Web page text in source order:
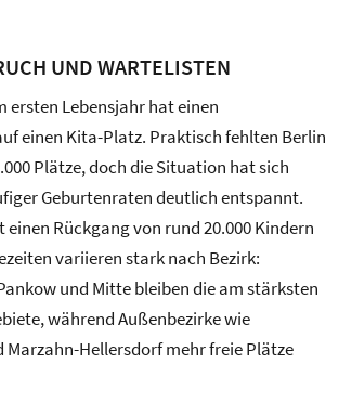
UND WARTELISTEN
ersten Lebensjahr hat einen
einen Kita-Platz. Praktisch fehlten Berlin
Plätze, doch die Situation hat sich
Geburtenraten deutlich entspannt.
Rückgang von rund 20.000 Kindern
variieren stark nach Bezirk:
und Mitte bleiben die am stärksten
während Außenbezirke wie
Marzahn-Hellersdorf mehr freie Plätze